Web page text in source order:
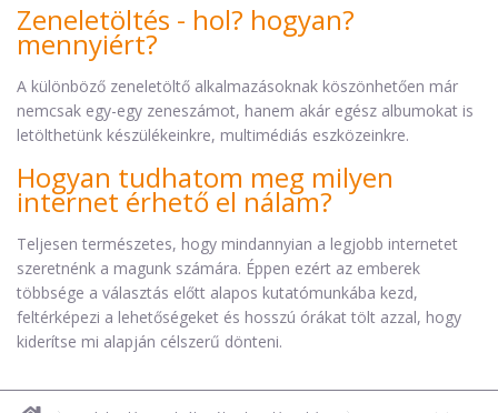
Zeneletöltés - hol? hogyan?
mennyiért?
A különböző zeneletöltő alkalmazásoknak köszönhetően már
nemcsak egy-egy zeneszámot, hanem akár egész albumokat is
letölthetünk készülékeinkre, multimédiás eszközeinkre.
Hogyan tudhatom meg milyen
internet érhető el nálam?
Teljesen természetes, hogy mindannyian a legjobb internetet
szeretnénk a magunk számára. Éppen ezért az emberek
többsége a választás előtt alapos kutatómunkába kezd,
feltérképezi a lehetőségeket és hosszú órákat tölt azzal, hogy
kiderítse mi alapján célszerű dönteni.